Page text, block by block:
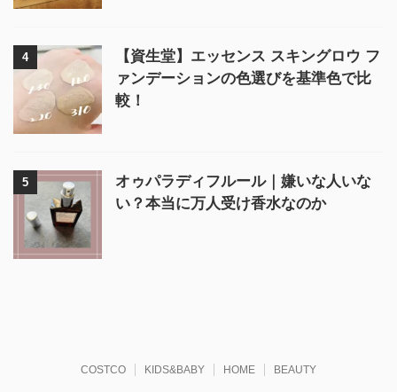
4
【資生堂】エッセンス スキングロウ フ
ァンデーションの色選びを基準色で比
較！
5
オゥパラディフルール｜嫌いな人いな
い？本当に万人受け香水なのか
COSTCO KIDS&BABY HOME BEAUTY